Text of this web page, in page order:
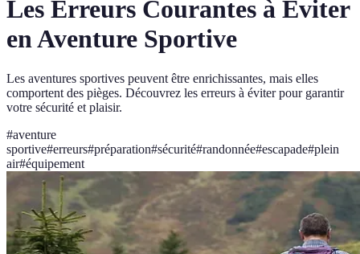
Les Erreurs Courantes à Éviter
en Aventure Sportive
Les aventures sportives peuvent être enrichissantes, mais elles
comportent des pièges. Découvrez les erreurs à éviter pour garantir
votre sécurité et plaisir.
#aventure
sportive#erreurs#préparation#sécurité#randonnée#escapade#plein
air#équipement